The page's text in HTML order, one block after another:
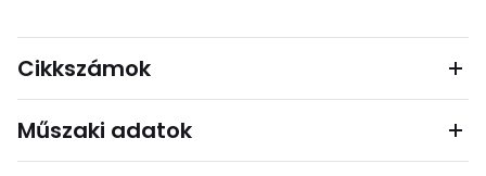
Cikkszámok
Műszaki adatok